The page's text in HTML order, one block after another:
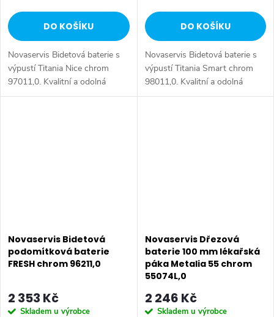
DO KOŠÍKU
Novaservis Bidetová baterie s
výpustí Titania Nice chrom
97011,0. Kvalitní a odolná
keramická kartuše 35 mm s
DO KOŠÍKU
Novaservis Bidetová baterie s
výpustí Titania Smart chrom
98011,0. Kvalitní a odolná
keramická kartuše 35 mm s
Novaservis Bidetová
podomítková baterie
FRESH chrom 96211,0
2 353 Kč
Skladem u výrobce
Novaservis Dřezová
baterie 100 mm lékařská
páka Metalia 55 chrom
55074L,0
2 246 Kč
Skladem u výrobce